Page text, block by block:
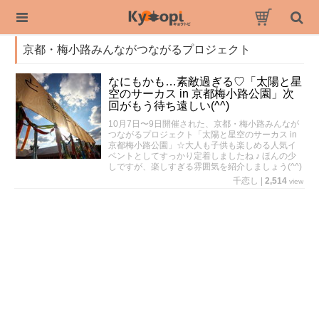
京都・梅小路みんながつながるプロジェクト
なにもかも…素敵過ぎる♡「太陽と星
空のサーカス in 京都梅小路公園」次
回がもう待ち遠しい(^^)
10月7日〜9日開催された、京都・梅小路みんなが
つながるプロジェクト「太陽と星空のサーカス in
京都梅小路公園」☆大人も子供も楽しめる人気イ
ベントとしてすっかり定着しましたね ♪ ほんの少
しですが、楽しすぎる雰囲気を紹介しましょう(^^)
千恋し
2,514 view